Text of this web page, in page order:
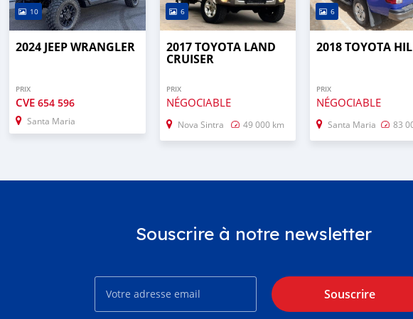
10
2024 JEEP WRANGLER
PRIX
CVE654 596
Santa Maria
6
2017 TOYOTA LAND
CRUISER
PRIX
NÉGOCIABLE
Nova Sintra 49 000 km
6
2018 TOYOTA
PRIX
NÉGOCIABLE
Santa Maria 83
Souscrire à notre newsletter
Souscrire